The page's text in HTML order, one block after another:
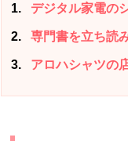
1 デジタル家電の
2 専門書を立ち読
3 アロハシャツの